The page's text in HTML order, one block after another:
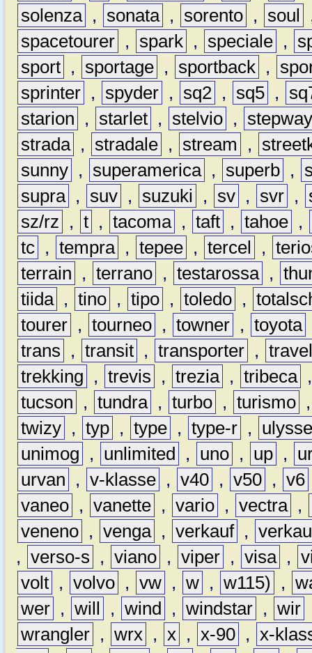
solenza , sonata , sorento , soul
spacetourer , spark , speciale ,
sport , sportage , sportback ,
sprinter , spyder , sq2 , sq5 ,
starion
, starlet , stelvio ,
strada , stradale , stream ,
sunny , superamerica , superb ,
supra , suv , suzuki , sv , svr ,
sz/rz
, t , tacoma , taft , tahoe ,
tc , tempra , tepee , tercel ,
terrain
, terrano , testarossa ,
tiida , tino , tipo , toledo ,
tourer , tourneo , towner , toyota
trans
, transit , transporter ,
trekking
, trevis , trezia , tribeca
tucson
, tundra , turbo , turismo
twizy , typ , type , type-r ,
unimog
, unlimited , uno , up ,
urvan
, v-klasse , v40 , v50 , v6
vaneo , vanette , vario , vectra ,
veneno , venga , verkauf ,
, verso-s , viano , viper , visa ,
volt , volvo , vw , w , w115) ,
wer , will , wind , windstar , wir
wrangler , wrx , x , x-90 , x-